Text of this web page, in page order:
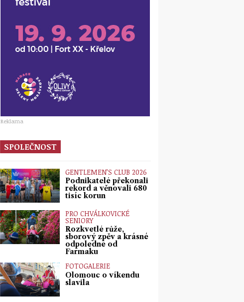
Reklama
SPOLEČNOST
GENTLEMEN’S CLUB 2026
Podnikatelé překonali
rekord a věnovali 680
tisíc korun
PRO CHVÁLKOVICKÉ
SENIORY
Rozkvetlé růže,
sborový zpěv a krásné
odpoledne od
Farmaku
FOTOGALERIE
Olomouc o víkendu
slavila